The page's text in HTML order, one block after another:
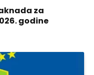
za
godine